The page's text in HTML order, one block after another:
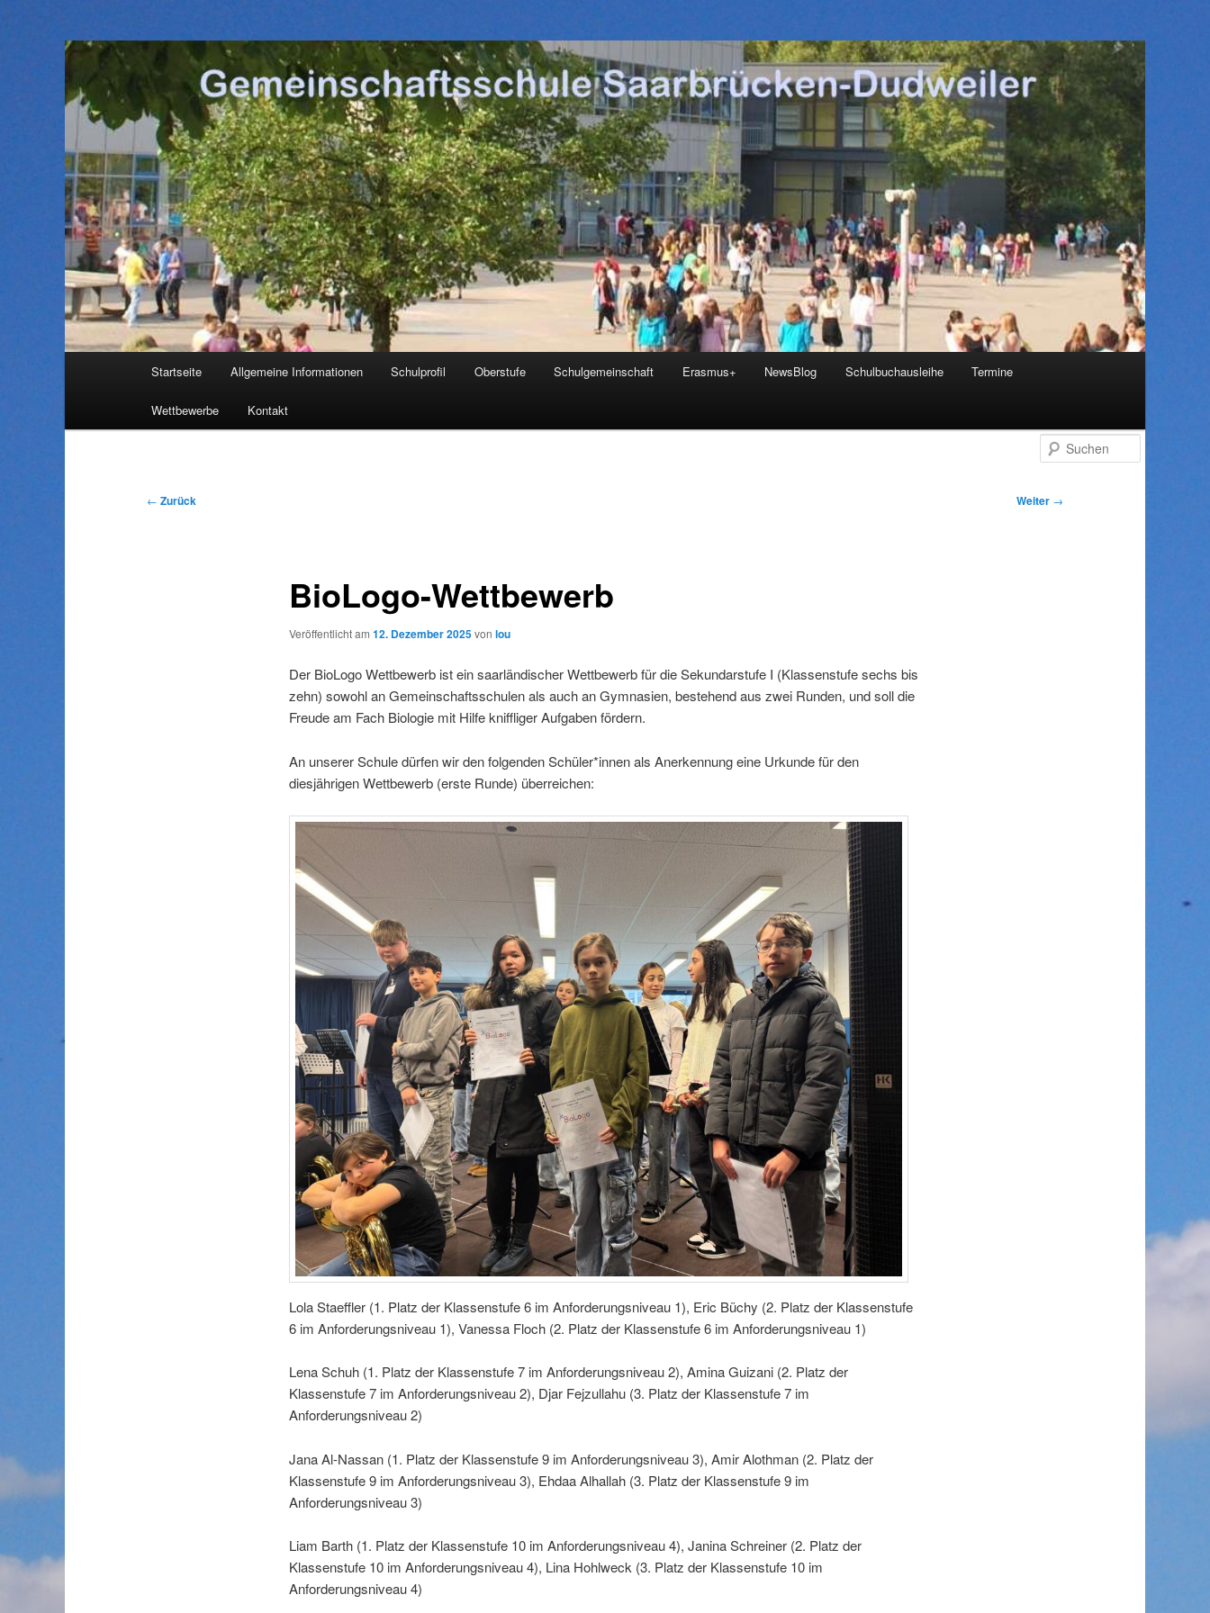
Zum
Inhalt
Startseite Allgemeine Informationen Schulprofil Oberstufe Schulgemeinschaft Erasmus+ NewsBlog Schulbuchausleihe Termine
Wettbewerbe Kontakt
Beitragsnavigation
← Zurück Weiter →
BioLogo-Wettbewerb
Veröffentlicht am12. Dezember 2025 vonlou
Der BioLogo Wettbewerb ist ein saarländischer Wettbewerb für die Sekundarstufe I (Klassenstufe sechs bis
zehn) sowohl an Gemeinschaftsschulen als auch an Gymnasien, bestehend aus zwei Runden, und soll die
Freude am Fach Biologie mit Hilfe kniffliger Aufgaben fördern.
An unserer Schule dürfen wir den folgenden Schüler*innen als Anerkennung eine Urkunde für den
diesjährigen Wettbewerb (erste Runde) überreichen:
Lola Staeffler (1. Platz der Klassenstufe 6 im Anforderungsniveau 1), Eric Büchy (2. Platz der Klassenstufe
6 im Anforderungsniveau 1), Vanessa Floch (2. Platz der Klassenstufe 6 im Anforderungsniveau 1)
Lena Schuh (1. Platz der Klassenstufe 7 im Anforderungsniveau 2), Amina Guizani (2. Platz der
Klassenstufe 7 im Anforderungsniveau 2), Djar Fejzullahu (3. Platz der Klassenstufe 7 im
Anforderungsniveau 2)
Jana Al-Nassan (1. Platz der Klassenstufe 9 im Anforderungsniveau 3), Amir Alothman (2. Platz der
Klassenstufe 9 im Anforderungsniveau 3), Ehdaa Alhallah (3. Platz der Klassenstufe 9 im
Anforderungsniveau 3)
Liam Barth (1. Platz der Klassenstufe 10 im Anforderungsniveau 4), Janina Schreiner (2. Platz der
Klassenstufe 10 im Anforderungsniveau 4), Lina Hohlweck (3. Platz der Klassenstufe 10 im
Anforderungsniveau 4)